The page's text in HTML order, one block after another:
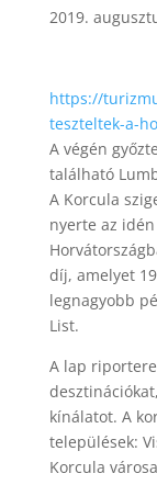
2019.
https://
teszteltek-a-
A végén
található
A Korcula
nyerte az
díj, amelyet
legnagyobb
List.
A lap
kínálatot. A
települések:
Korcula